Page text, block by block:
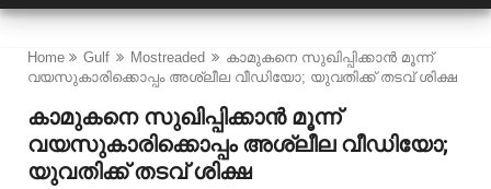
Home Gulf Mostreaded
കാമുകനെ സുഖിപ്പിക്കാൻ മൂന്ന്
വയസുകാരിക്കൊപ്പം അശ്ലീല വീഡിയോ; യുവതിക്ക് തടവ് ശിക്ഷ
കാമുകനെ സുഖിപ്പിക്കാൻ മൂന്ന്
വയസുകാരിക്കൊപ്പം അശ്ലീല വീഡിയോ;
യുവതിക്ക് തടവ് ശിക്ഷ